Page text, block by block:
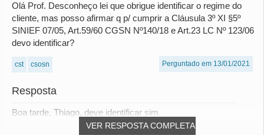
Olá Prof. Desconheço lei que obrigue identificar o regime do
cliente, mas posso afirmar q p/ cumprir a Cláusula 3º XI §5º
SINIEF 07/05, Art.59/60 CGSN Nº140/18 e Art.23 LC Nº 123/06
devo identificar?
cst csosn Perguntado em 13/01/2021
Resposta
VER RESPOSTA COMPLETA
Boa tarde, Thiago, deve identificar sim.